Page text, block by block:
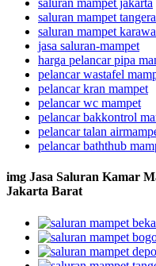
saluran mampet jakarta
saluran mampet
saluran mampet
jasa saluran-mampet
harga pelancar pipa
pelancar wastafel
pelancar kran mampet
pelancar wc mampet
pelancar bakkontrol
pelancar talan
pelancar baththub
img Jasa Saluran Kamar
Jakarta Barat